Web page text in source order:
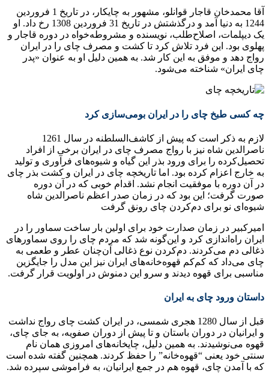
آقا محمدخان قاجار قوانلو، مشهور به چایکار، در تاریخ 1 فروردین
1244 به دنیا آمد و درگذشتش در تاریخ 31 فروردین 1308 رخ داد. او
یک دیپلمات، اصلاح‌طلب، نویسنده و مشروطه‌خواه در دوره قاجار و
پهلوی بود. این فرد تلاش کرد تا کشت و مصرف چای را در ایران
رواج دهد و موفق به این کار شد. به همین دلیل او به عنوان «پدر
چای ایران» شناخته می‌شود.
چه کسی طبخ چای را در ایران بومی‌سازی کرد
لازم به ذکر است که پیش از کاشف‌السلطنه در سال 1261
ناصرالدین شاه نیز با رواج مصرف چای در ایران برخی از افراد
تحصیل‌کرده را برای ورود بذر این گیاه و شیوه‌های فرآوری و تولید
به خارج اعزام کرده بود. اما تاریخچه چای در ایران و کشت بذر چای
در آن دوره با موفقیت انجام نشد. اقدام خوبی که در آن دوره
صورت گرفت؛ این بود که در زمان صدر اعظم ناصرالدین شاه
شیوه‌ای نو برای دم‌کردن چای رونق گرفت
امیرکبیر در زمان صدارت خود برای اولین بار ساخت سماور را در
ایران راه‌اندازی کرد و این‌گونه شد که مردم چای را روی سماورهای
ذغالی دم می‌کردند. دم‌کردن نوع ذغالی آن‌چنان عطر و طعمی ‌به
چای می‌داد که کم‌کم قهوه‌خانه‌های ایران نیز این مدل را جایگزین
مناسبی برای قهوه دیدند و سرو این دمنوش در اولویت قرار گرفت.
داستان ورود چای به ایران
قبل از سال 1280 هجری شمسی، در ایران کشت چای رواج نداشت
و ایرانیان در دوران باستان و تا پیش از دوران صفویه، به جای چای،
قهوه می‌نوشیدند. به همین دلیل، چایخانه‌های امروزی همان نام
سنتی خود یعنی “قهوه‌خانه” را حفظ کردند. همچنین گفته شده است
که با آمدن چای، قهوه هم در جمع ایرانیان، به فراموشی سپرده شد.